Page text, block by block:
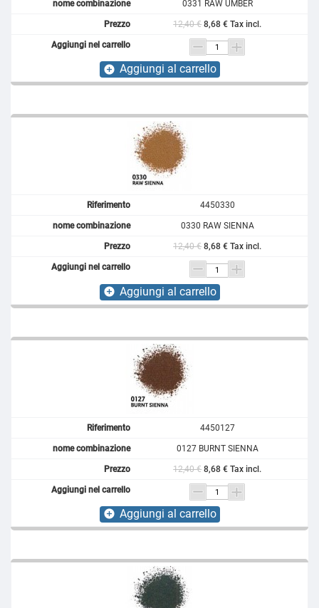
0331 RAW UMBER
12,40 € 8,68 € Tax incl.
add_circle Aggiungi al carrello
4450330
0330 RAW SIENNA
12,40 € 8,68 € Tax incl.
add_circle Aggiungi al carrello
4450127
0127 BURNT SIENNA
12,40 € 8,68 € Tax incl.
add_circle Aggiungi al carrello